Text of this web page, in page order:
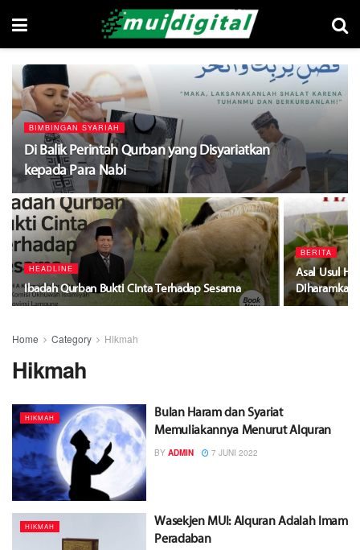
BIMBINGAN SYARIAH
Di Balik Perintah Qurban yang Disyariatkan
kepada Para Nabi
HEADLINE
Ibadah Qurban Bukti Cinta Terhadap Sesama
BERITA
Asal Usul
Diharamkan
Home Category Hikmah
Hikmah
HIKMAH
Bulan Haram dan Syariat
Memuliakannya Menurut Alquran
BY ADMIN 7 JUNI 2022
HIKMAH
Wasekjen MUI: Alquran Adalah Imam
Peradaban